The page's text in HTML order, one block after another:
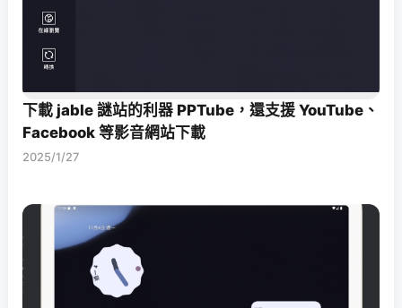
下載 jable 謎站的利器 PPTube，還支援 YouTube、
Facebook 等影音網站下載
2025/1/27